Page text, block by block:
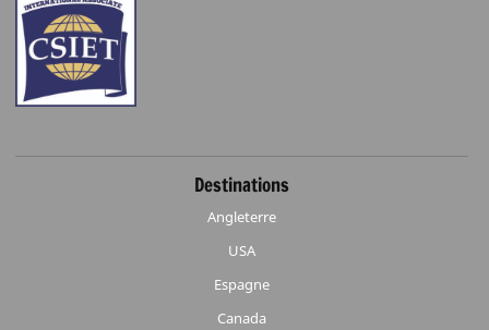
Destinations
Angleterre
USA
Espagne
Canada